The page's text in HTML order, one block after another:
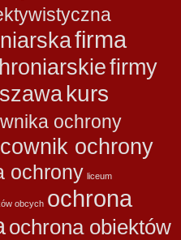
firma
firmy
kurs
ochrony
ochrony
ochrony liceum
obcych ochrona
ochrona obiektów